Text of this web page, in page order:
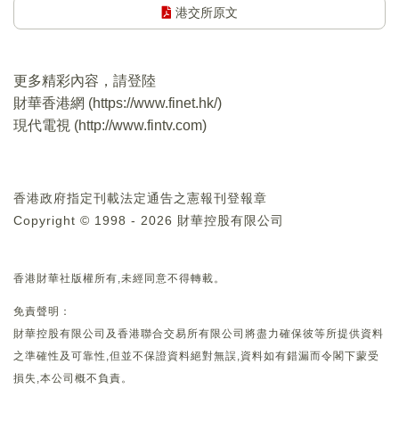
港交所原文
更多精彩內容，請登陸
財華香港網 (https://www.finet.hk/)
現代電視 (http://www.fintv.com)
香港政府指定刊載法定通告之憲報刊登報章
Copyright © 1998 - 2026 財華控股有限公司
香港財華社版權所有,未經同意不得轉載。
免責聲明：
財華控股有限公司及香港聯合交易所有限公司將盡力確保彼等所提供資料
之準確性及可靠性,但並不保證資料絕對無誤,資料如有錯漏而令閣下蒙受
損失,本公司概不負責。